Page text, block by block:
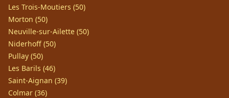
Les Trois-Moutiers (50)
Morton (50)
Neuville-sur-Ailette (50)
Niderhoff (50)
Pullay (50)
Les Barils (46)
Saint-Aignan (39)
Colmar (36)